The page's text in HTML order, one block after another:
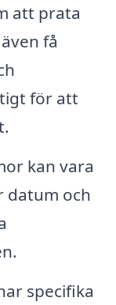
att prata
få
för att
kan vara
datum och
specifika